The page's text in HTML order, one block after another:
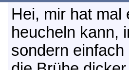
Hei, mir hat mal
heucheln kann,
sondern